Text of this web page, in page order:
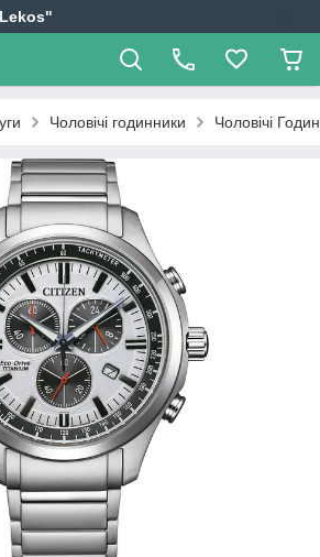
Чоловічі годинники Чоловічі